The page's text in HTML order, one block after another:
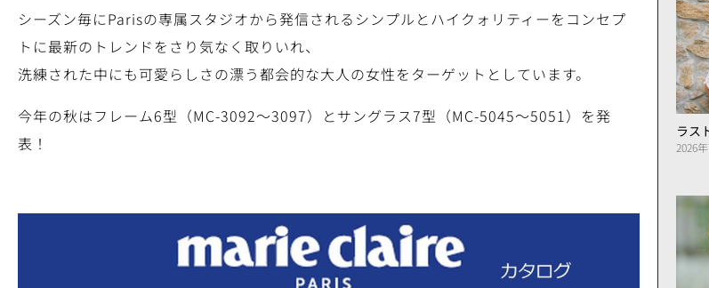
シーズン毎にParisの専属スタジオから発信されるシンプルとハイクォリティーをコンセプ
トに最新のトレンドをさり気なく取りいれ、
洗練された中にも可愛らしさの漂う都会的な大人の女性をターゲットとしています。
今年の秋はフレーム6型（MC-3092～3097）とサングラス7型（MC-5045～5051）を発
表！
ラス
2026